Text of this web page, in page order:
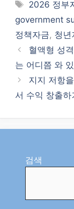
Tags
2026 정부
government
정책자금, 청년
혈액형 성
는 어디쯤 와
지지 저항
서 수익 창출하
검색